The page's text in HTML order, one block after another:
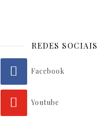
REDES SOCIAIS
Facebook
Youtube